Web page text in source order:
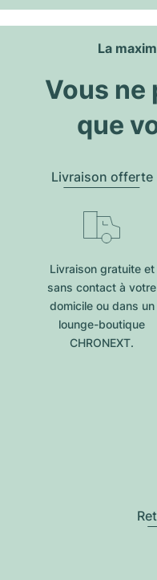
La
Vous ne
que
Livraison offerte
Livraison gratuite et
sans contact à votre
domicile ou dans un
lounge-boutique
CHRONEXT.